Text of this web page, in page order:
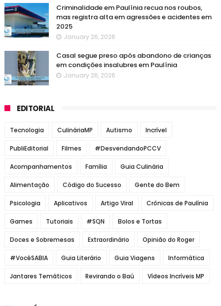
Criminalidade em Paulínia recua nos roubos,
mas registra alta em agressões e acidentes em
2025
January 26, 2026
Casal segue preso após abandono de crianças
em condições insalubres em Paulínia
January 26, 2026
EDITORIAL
Tecnologia CulináriaMP Autismo Incrível
PubliEditorial Filmes #DesvendandoPCCV
Acompanhamentos Família Guia Culinária
Alimentação Código do Sucesso Gente do Bem
Psicologia Aplicativos Artigo Viral Crônicas de Paulínia
Games Tutoriais #SQN Bolos e Tortas
Doces e Sobremesas Extraordinário Opinião do Roger
#VocêSABIA Guia Literário Guia Viagens Informática
Jantares Temáticos Revirando o Baú Vídeos Incríveis MP